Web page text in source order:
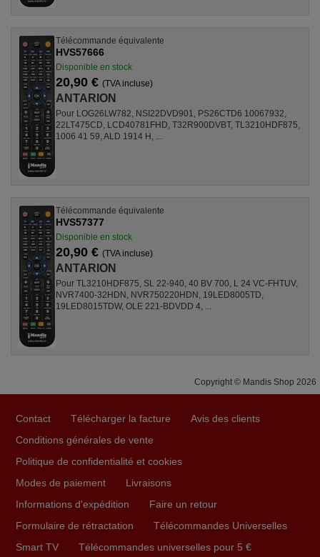
Télécommande équivalente
HVS57666
Disponible en stock
20,90 € (TVA incluse)
ANTARION
Pour LOG26LW782, NSI22DVD901, PS26CTD6 10067932,
22LT475CD, LCD40781FHD, T32R900DVBT, TL3210HDF875,
1006 41 59, ALD 1914 H, ...
Télécommande équivalente
HVS57377
Disponible en stock
20,90 € (TVA incluse)
ANTARION
Pour TL3210HDF875, SL 22-940, 40 BV 700, L 24 VC-FHTUV,
NVR7400-32HDN, NVR750220HDN, 19LED8005TD,
19LED8015TDW, OLE 221-BDVDD 4, ...
Copyright © Mandis Shop 2026
Contact Télécharger la facture
Avis des clients
Conditions générales de vente
Politique de confidentialité et cookies
Modes de paiement
Livraisons
Informations d'expédition
Faire un retour
Formulaire de rétractation
Télécommandes Universelles
Smart TV
Télécommandes universelles pour 5 €